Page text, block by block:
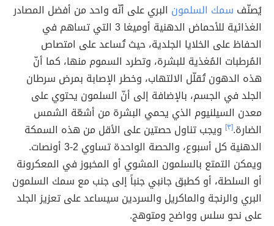
يُصنّف سمك السلمون البري على أنّه واحد من أفضل المصادر
الغذائية للأحماض الدهنية أوميغا 3 التي تساهم في
الحفاظ على الخلايا الجلدية، حيث تُساعد على امتصاص
المُرطبات المُغذية للبشرة، وتطرد السموم منها، كما أنّ
هذه الدهون تُقلّل الالتهاب، وخطر الإصابة بمرض سرطان
الجلد في الجسم، بالإضافة إلى أنّ السلمون يحتوي على
معدن السيلنيوم الذي يحمي البشرة من أشعّة الشمس
الضارة.[٣]
ويجب تناول حصتين على الأقل من هذه السمكة
الدهنية كل أسبوع، والحصة الواحدة تساوي 2-3 أونصات.
ويمكن التمتع بالسلمون المشوي أو المخبوز في المعكرونة
أو السلطة، أو كطبق جانبي جنباً إلى جنب مع سمك السلمون
البري والرنجة والماكريل والسردين سيساعد على تعزيز الجلد
على نحو سلس وواضح ومتوهج.